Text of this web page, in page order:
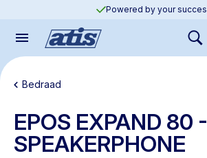
Powered by your
Bedraad
EPOS EXPAND 80
SPEAKERPHONE